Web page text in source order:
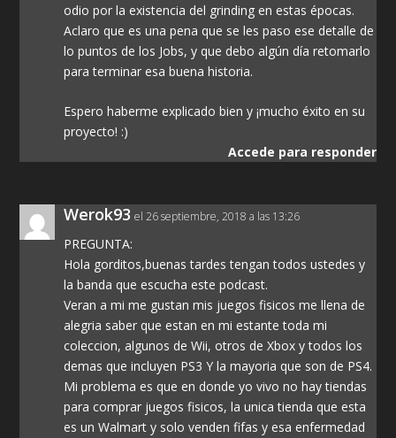
odio por la existencia del grinding en estas épocas.
Aclaro que es una pena que se les paso ese detalle de
lo puntos de los Jobs, y que debo algún día retomarlo
para terminar esa buena historia.
Espero haberme explicado bien y ¡mucho éxito en su
proyecto! :)
Accede para responder
Werok93 el 26 septiembre, 2018 a las 13:26
PREGUNTA:
Hola gorditos,buenas tardes tengan todos ustedes y
la banda que escucha este podcast.
Veran a mi me gustan mis juegos fisicos me llena de
alegria saber que estan en mi estante toda mi
coleccion, algunos de Wii, otros de Xbox y todos los
demas que incluyen PS3 Y la mayoria que son de PS4.
Mi problema es que en donde yo vivo no hay tiendas
para comprar juegos fisicos, la unica tienda que esta
es un Walmart y solo venden fifas y esa enfermedad